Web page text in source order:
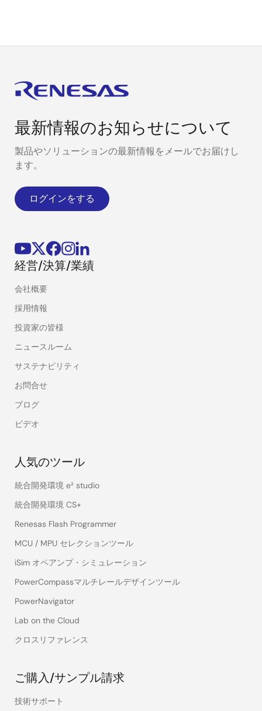
最新情報のお知らせについて
製品やソリューションの最新情報をメールでお届けし
ます。
ログインをする
経営/決算/業績
会社概要
採用情報
投資家の皆様
ニュースルーム
サステナビリティ
お問合せ
ブログ
ビデオ
人気のツール
統合開発環境 e² studio
統合開発環境 CS+
Renesas Flash Programmer
MCU / MPU セレクションツール
iSim オペアンプ・シミュレーション
PowerCompassマルチレールデザインツール
PowerNavigator
Lab on the Cloud
クロスリファレンス
ご購入/サンプル請求
技術サポート